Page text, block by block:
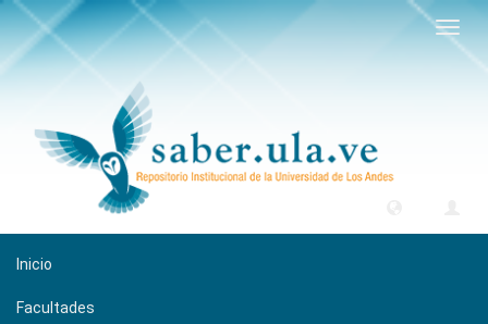
Inicio
Facultades